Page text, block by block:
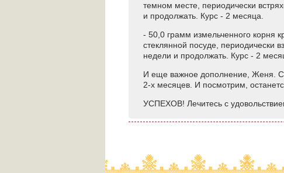
темном месте, периодически
и продолжать. Курс - 2 месяца.
- 50,0 грамм измельченного корня
стеклянной посуде, периодически
недели и продолжать. Курс - 2
И еще важное дополнение, Женя.
2-х месяцев. И посмотрим,
УСПЕХОВ! Лечитесь с